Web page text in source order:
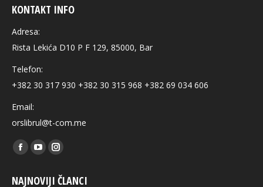
KONTAKT INFO
Adresa:
Rista Lekića D10 P F 129, 85000, Bar
Telefon:
+382 30 317 930 +382 30 315 968 +382 69 034 606
Email:
orslibrul@t-com.me
Find us on:
Facebook
opens
YouTube
opens
Instagram
opens
NAJNOVIJI ČLANCI